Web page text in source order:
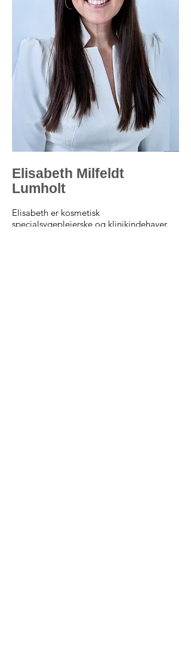
Elisabeth Milfeldt
Lumholt
Elisabeth er kosmetisk
specialsygeplejerske og klinikindehaver.